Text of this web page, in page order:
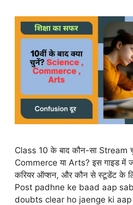
Class 10 के बाद कौन-सा Stream
Commerce या Arts? इस गाइड में
करियर ऑप्शन, और कौन से स्टूडेंट के
Post padhne ke baad aap
doubts clear ho jaenge ki